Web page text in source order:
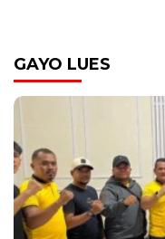
GAYO LUES